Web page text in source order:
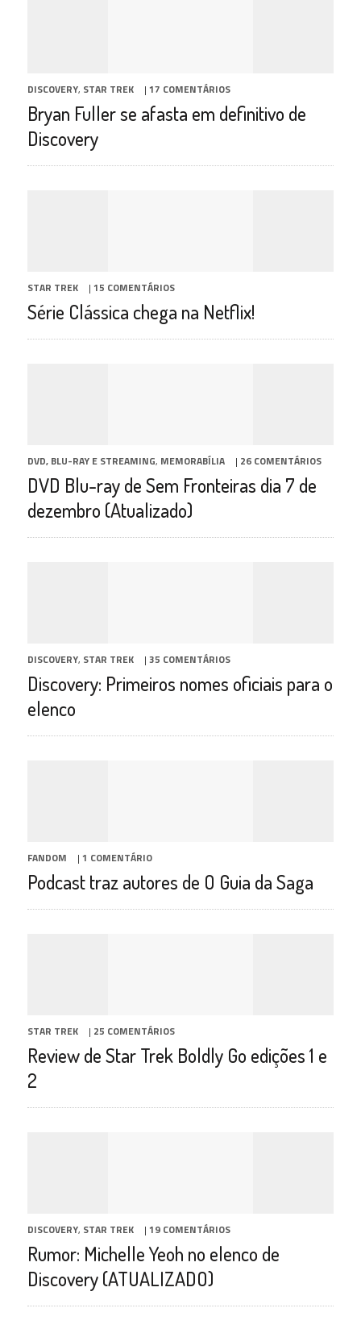
DISCOVERY, STAR TREK | 17 COMENTÁRIOS
Bryan Fuller se afasta em definitivo de
Discovery
STAR TREK | 15 COMENTÁRIOS
Série Clássica chega na Netflix!
DVD, BLU-RAY E STREAMING, MEMORABÍLIA | 26 COMENTÁRIOS
DVD Blu-ray de Sem Fronteiras dia 7 de
dezembro (Atualizado)
DISCOVERY, STAR TREK | 35 COMENTÁRIOS
Discovery: Primeiros nomes oficiais para o
elenco
FANDOM | 1 COMENTÁRIO
Podcast traz autores de O Guia da Saga
STAR TREK | 25 COMENTÁRIOS
Review de Star Trek Boldly Go edições 1 e
2
DISCOVERY, STAR TREK | 19 COMENTÁRIOS
Rumor: Michelle Yeoh no elenco de
Discovery (ATUALIZADO)